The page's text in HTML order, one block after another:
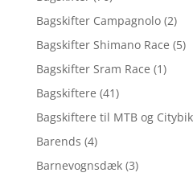
Bagskifter Campagnolo (2)
Bagskifter Shimano Race (5)
Bagskifter Sram Race (1)
Bagskiftere (41)
Bagskiftere til MTB og
Barends (4)
Barnevognsdæk (3)